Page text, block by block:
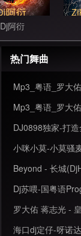
Dj阿衍
热门舞曲
Mp3_粤语_罗大
Mp3_粤语_罗大